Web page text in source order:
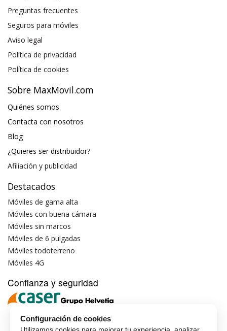
Preguntas frecuentes
Seguros para móviles
Aviso legal
Política de privacidad
Política de cookies
Sobre MaxMovil.com
Quiénes somos
Contacta con nosotros
Blog
¿Quieres ser distribuidor?
Afiliación y publicidad
Destacados
Móviles de gama alta
Móviles con buena cámara
Móviles sin marcos
Móviles de 6 pulgadas
Móviles todoterreno
Móviles 4G
Confianza y seguridad
Configuración de cookies